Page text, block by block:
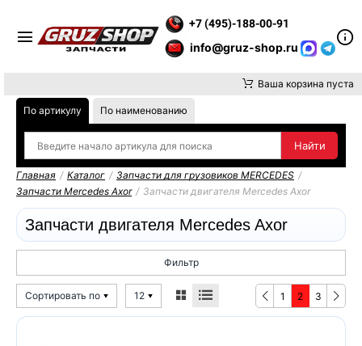
+7 (495)-188-00-91
info@gruz-shop.ru
Ваша корзина пуста
По артикулу По наименованию
Главная / Каталог / Запчасти для грузовиков MERCEDES /
Запчасти Mercedes Axor / Запчасти двигателя Mercedes Axor
Запчасти двигателя Mercedes Axor
Фильтр
Сортировать по 12 1 2 3